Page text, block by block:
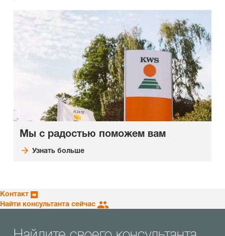
Мы с радостью поможем вам
Узнать больше
Контакт
Найти консультанта сейчас